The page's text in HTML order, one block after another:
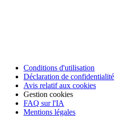
Conditions d'utilisation
Déclaration de confidentialité
Avis relatif aux cookies
Gestion cookies
FAQ sur l'IA
Mentions légales